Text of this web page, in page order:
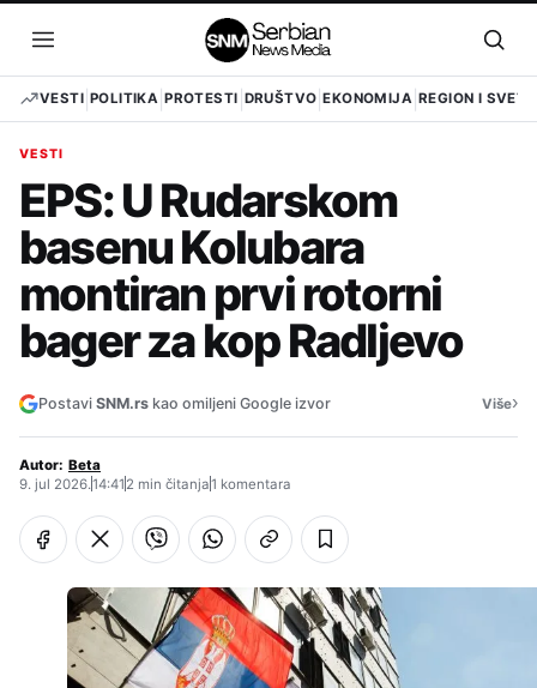
sadržaj
Otvori
meni
VESTI POLITIKA PROTESTI DRUŠTVO EKONOMIJA REGION I SVET
VESTI
EPS: U Rudarskom
basenu Kolubara
montiran prvi rotorni
bager za kop Radlјevo
Postavi SNM.rs kao omiljeni Google izvor Više›
Autor: Beta
9. jul 2026.14:41 2 min čitanja1 komentara